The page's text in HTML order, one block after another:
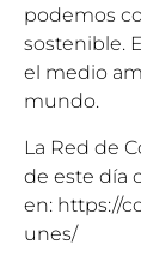
podemos
sostenible.
el medio
mundo.
La Red de
de este día
en: https://
unes/